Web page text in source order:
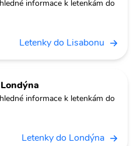
informace k letenkám do
Letenky do Lisabonu
informace k letenkám do
Letenky do Londýna